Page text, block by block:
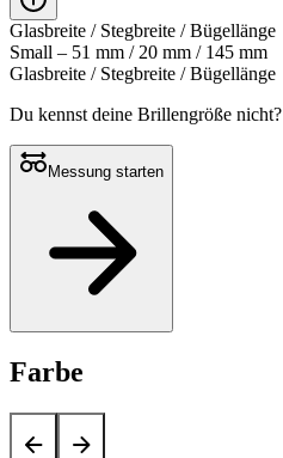
Glasbreite / Stegbreite / Bügellänge
Small – 51 mm / 20 mm / 145 mm
Glasbreite / Stegbreite / Bügellänge
Du kennst deine Brillengröße nicht?
Messung starten
Farbe